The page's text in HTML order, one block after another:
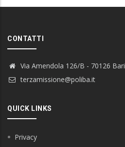
CONTATTI
Via Amendola 126/B - 70126 Bari
terzamissione@poliba.it
QUICK LINKS
Privacy